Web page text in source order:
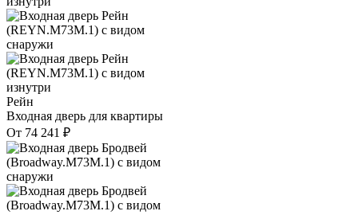
Рейн
Входная дверь для квартиры
От 74 241 ₽